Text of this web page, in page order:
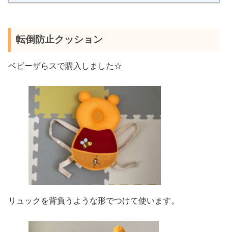
転倒防止クッション
ベビーザらスで購入しました☆
リュックを背負うような形でつけて使います。